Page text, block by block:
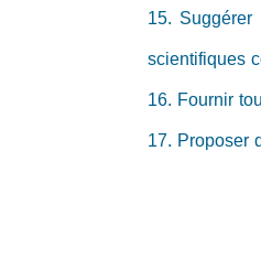
15.
scientifiques
16. Fournir
17. Proposer